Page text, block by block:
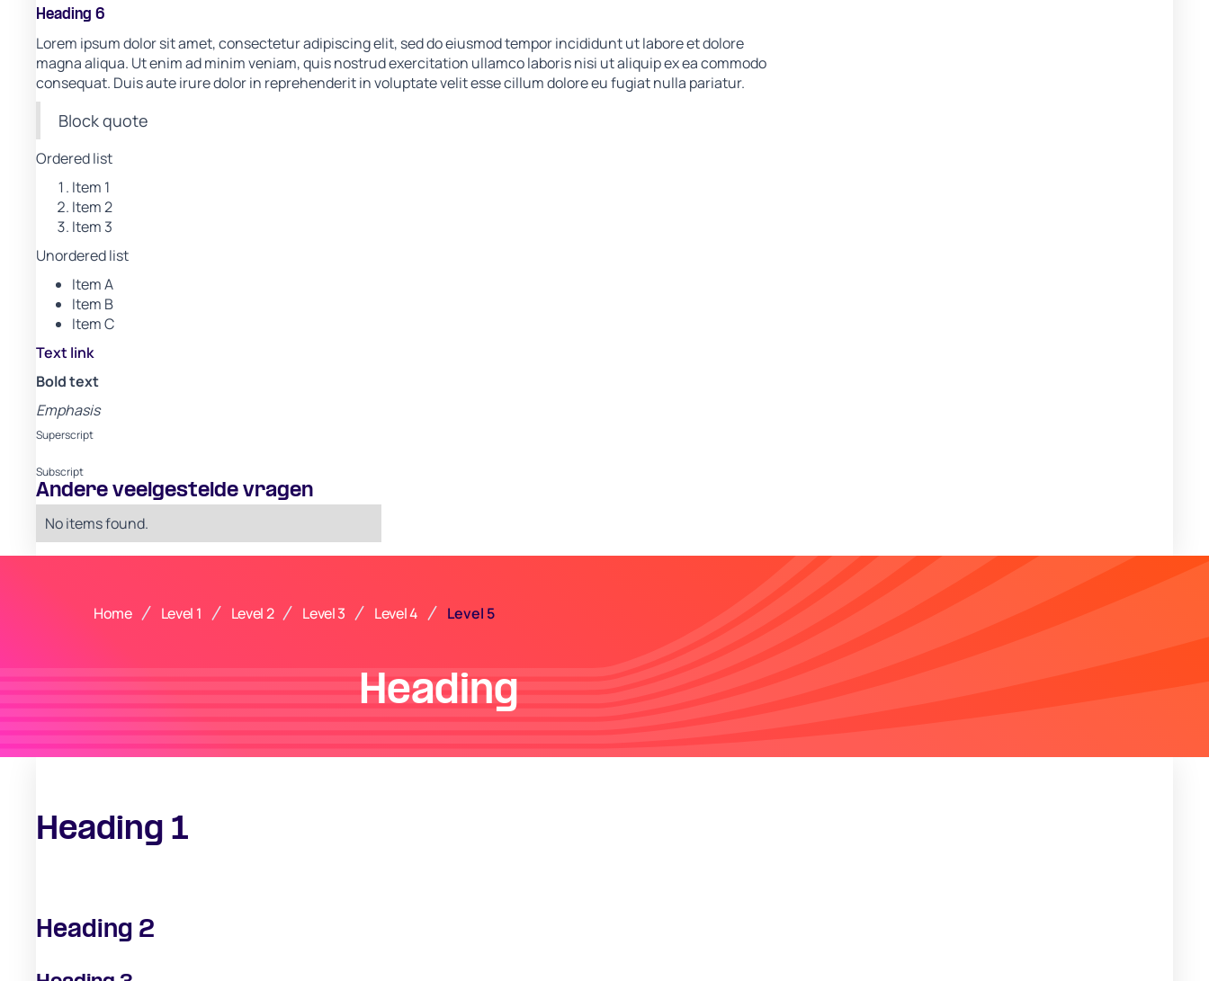
Heading 6
Lorem ipsum dolor sit amet, consectetur adipiscing elit, sed do eiusmod tempor incididunt ut labore et dolore
magna aliqua. Ut enim ad minim veniam, quis nostrud exercitation ullamco laboris nisi ut aliquip ex ea commodo
consequat. Duis aute irure dolor in reprehenderit in voluptate velit esse cillum dolore eu fugiat nulla pariatur.
Block quote
Ordered list
Item 1
Item 2
Item 3
Unordered list
Item A
Item B
Item C
Text link
Bold text
Emphasis
Superscript
Subscript
Andere veelgestelde vragen
No items found.
Home Level 1 Level 2 Level 3 Level 4 Level 5
Heading
Heading 1
Heading 2